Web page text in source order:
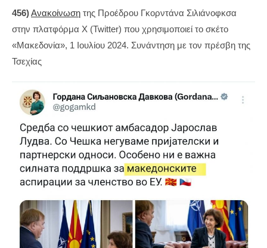
456)Ανακοίνωση της Προέδρου Γκορντάνα Σιλιάνοφκσα
στην πλατφόρμα X (Twitter) που χρησιμοποιεί το σκέτο
«Μακεδονία», 1 Ιουλίου 2024. Συνάντηση με τον πρέσβη της
Τσεχίας